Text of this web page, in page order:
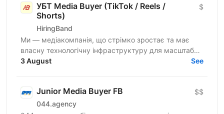
УБТ Media Buyer (TikTok / Reels /
Shorts)
HiringBand
$
Ми — медіакомпанія, що стрімко зростає та має
власну технологічну інфраструктуру для масштабної
роботи із соціальними мережами. Щомісяця ми
3 August See
Junior Media Buyer FB
044.agency
$$